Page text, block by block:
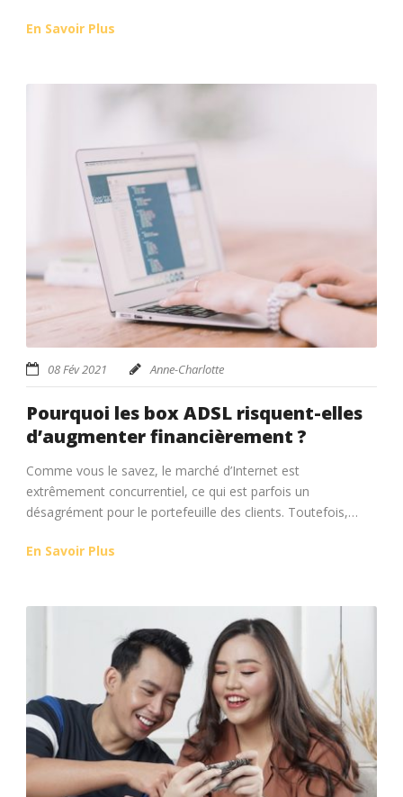
En Savoir Plus
08 Fév 2021 Anne-Charlotte
Pourquoi les box ADSL risquent-elles
d’augmenter financièrement ?
Comme vous le savez, le marché d’Internet est
extrêmement concurrentiel, ce qui est parfois un
désagrément pour le portefeuille des clients. Toutefois,…
En Savoir Plus